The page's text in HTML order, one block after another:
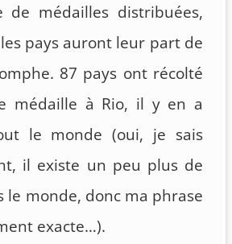
médailles distribuées,
pays auront leur part de
87 pays ont récolté
médaille à Rio, il y en a
le monde (oui, je sais
il existe un peu plus de
le monde, donc ma phrase
exacte…).